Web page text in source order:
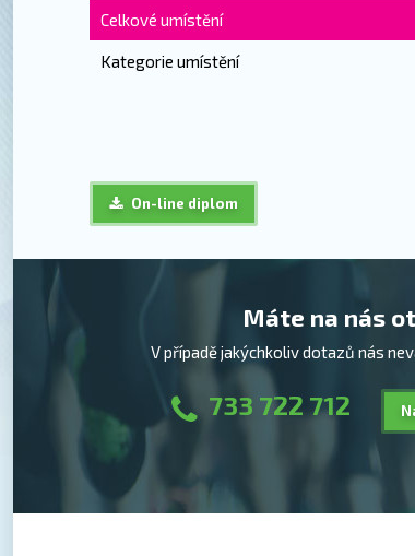
Celkové umístění
Kategorie umístění
On-line diplom
Máte na nás
V případě jakýchkoliv dotazů nás
733 722 712